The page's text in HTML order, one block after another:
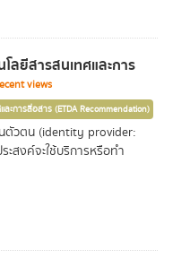
ลยีสารสนเทศและการ
views
ละการสื่อสาร (ETDA Recommendation)
ตัวตน (identity provider:
สงค์จะใช้บริการหรือทำ